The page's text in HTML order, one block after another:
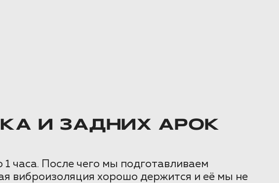
И ЗАДНИХ АРОК
часа. После чего мы подготавливаем
виброизоляция хорошо держится и её мы не